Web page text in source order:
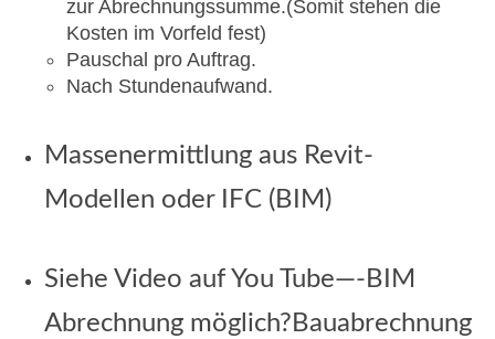
zur Abrechnungssumme.(Somit stehen die
Kosten im Vorfeld fest)
Pauschal pro Auftrag.
Nach Stundenaufwand.
Massenermittlung aus Revit-
Modellen oder IFC (BIM)
Siehe Video auf You Tube—-BIM
Abrechnung möglich?Bauabrechnung